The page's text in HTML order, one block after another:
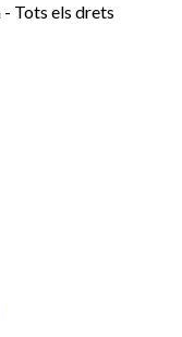
Tots els drets